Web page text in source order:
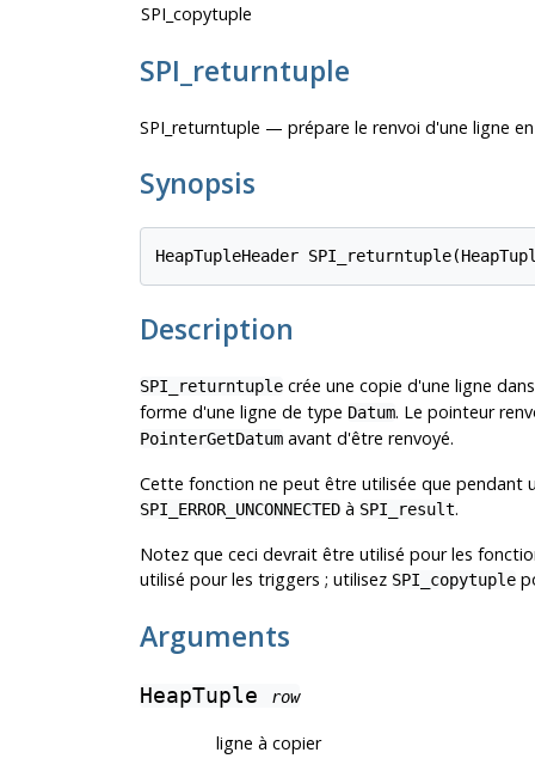
SPI_copytuple
SPI_returntuple
SPI_returntuple — prépare le renvoi d'une ligne
Synopsis
HeapTupleHeader
Description
SPI_returntuplecrée une copie d'une ligne
forme d'une ligne de type Datum. Le pointeur
PointerGetDatumavant d'être renvoyé.
Cette fonction ne peut être utilisée que pendant
SPI_ERROR_UNCONNECTEDà SPI_result.
Notez que ceci devrait être utilisé pour les
utilisé pour les triggers ; utilisez SPI_copytuple
Arguments
HeapTuple row
ligne à copier